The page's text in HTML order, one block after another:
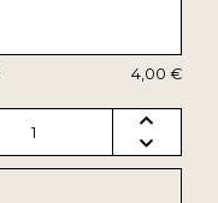
4,00 €
1